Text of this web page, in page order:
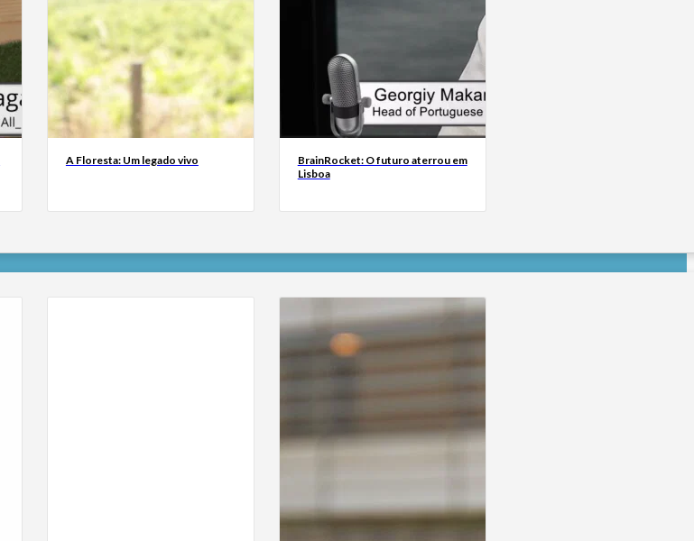
A Floresta: Um legado vivo
BrainRocket: O futuro aterrou em
Lisboa